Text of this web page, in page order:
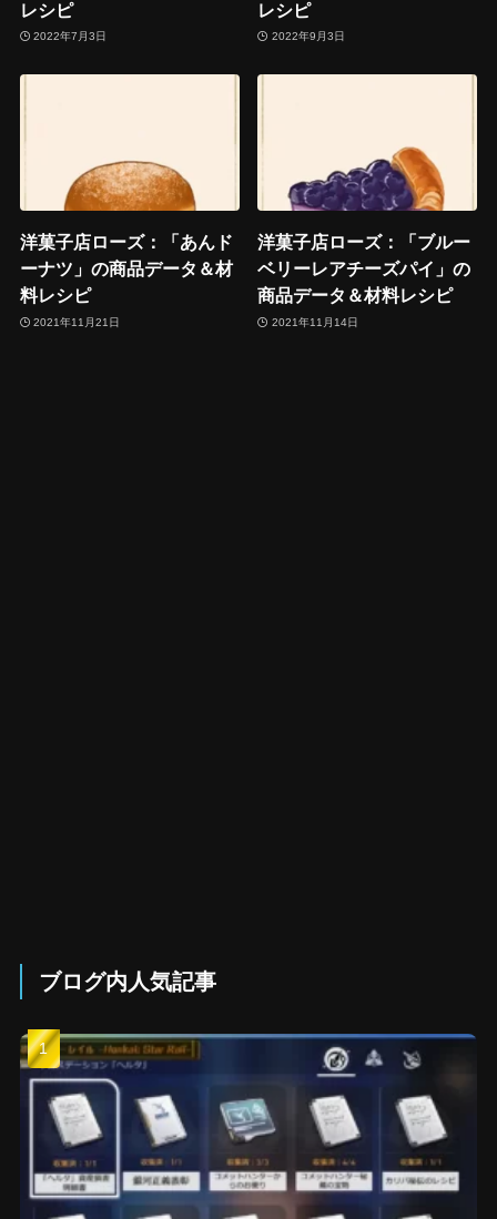
レシピ
2022年7月3日
レシピ
2022年9月3日
洋菓子店ローズ：「あんド
ーナツ」の商品データ＆材
料レシピ
2021年11月21日
洋菓子店ローズ：「ブルー
ベリーレアチーズパイ」の
商品データ＆材料レシピ
2021年11月14日
ブログ内人気記事